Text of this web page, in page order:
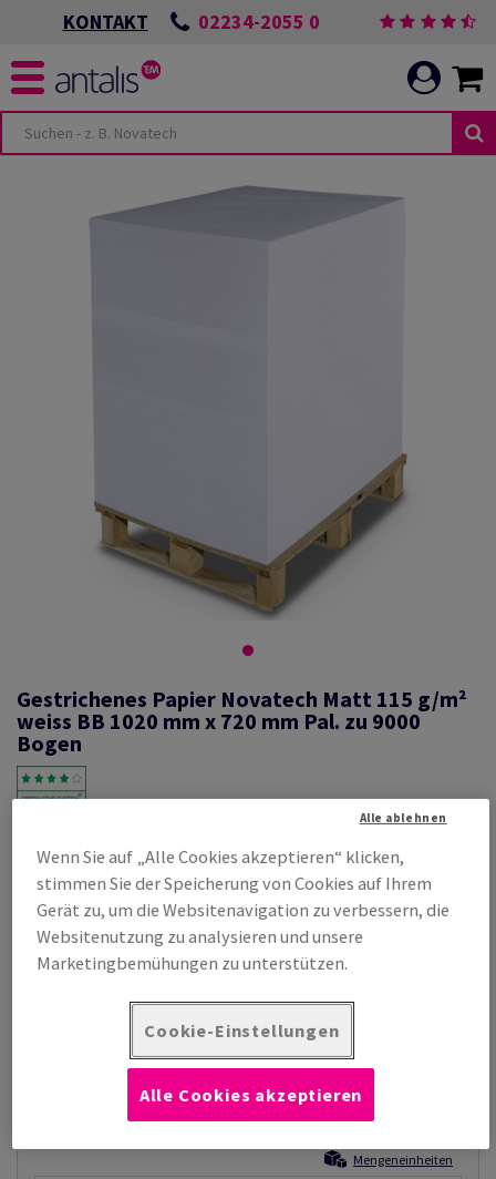
KONTAKT 02234-2055 0
Gestrichenes Papier Novatech Matt 115 g/m²
weiss BB 1020 mm x 720 mm Pal. zu 9000
Bogen
Novatech, Matt, beidseitig gestrichen, weiss, holzfrei ECF, 115g/m2,
1020mm x 720mm, B1+, BB, Pal. zu 9000 Bogen ungeriest, abgesteckt
zu 250 Bogen, FSC Mix Credit
Produktinformation
Produkt weiterempfehlen
Mengeneinheiten
Wenn Sie auf „Alle Cookies akzeptieren“ klicken,
stimmen Sie der Speicherung von Cookies auf Ihrem
Gerät zu, um die Websitenavigation zu verbessern, die
Websitenutzung zu analysieren und unsere
Marketingbemühungen zu unterstützen.
Cookie-Einstellungen
Alle ablehnen
Alle Cookies akzeptieren